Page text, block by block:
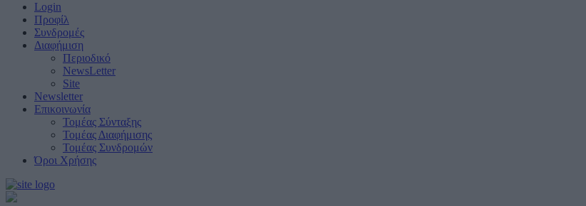
Login
Προφίλ
Συνδρομές
Διαφήμιση
Περιοδικό
NewsLetter
Site
Newsletter
Επικοινωνία
Τομέας Σύνταξης
Τομέας Διαφήμισης
Τομέας Συνδρομών
Όροι Χρήσης